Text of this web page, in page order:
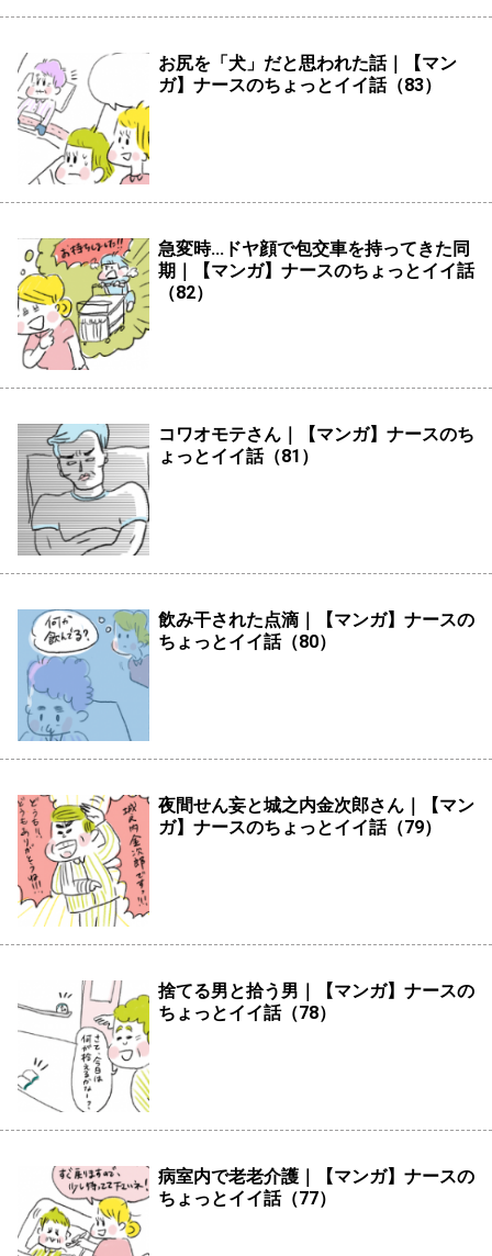
お尻を「犬」だと思われた話｜【マン
ガ】ナースのちょっとイイ話（83）
急変時...ドヤ顔で包交車を持ってきた同
期｜【マンガ】ナースのちょっとイイ話
（82）
コワオモテさん｜【マンガ】ナースのち
ょっとイイ話（81）
飲み干された点滴｜【マンガ】ナースの
ちょっとイイ話（80）
夜間せん妄と城之内金次郎さん｜【マン
ガ】ナースのちょっとイイ話（79）
捨てる男と拾う男｜【マンガ】ナースの
ちょっとイイ話（78）
病室内で老老介護｜【マンガ】ナースの
ちょっとイイ話（77）